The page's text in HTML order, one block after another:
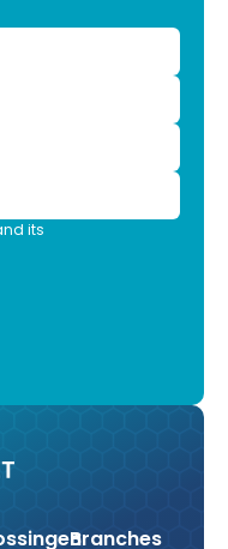
Branches
its